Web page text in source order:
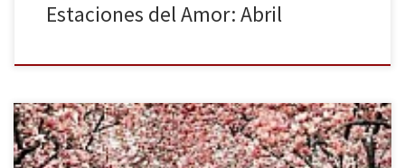
Estaciones del Amor: Abril